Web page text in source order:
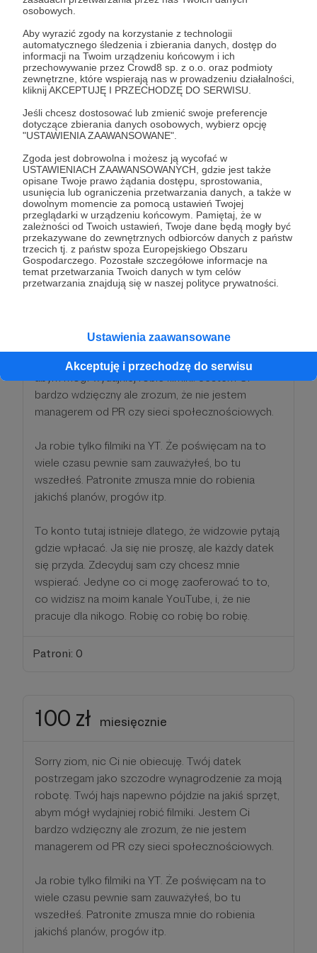
osobowych.
Aby wyrazić zgody na korzystanie z technologii
automatycznego śledzenia i zbierania danych, dostęp do
informacji na Twoim urządzeniu końcowym i ich
przechowywanie przez Crowd8 sp. z o.o. oraz podmioty
zewnętrzne, które wspierają nas w prowadzeniu działalności,
kliknij AKCEPTUJĘ I PRZECHODZĘ DO SERWISU.
Jeśli chcesz dostosować lub zmienić swoje preferencje
dotyczące zbierania danych osobowych, wybierz opcję
"USTAWIENIA ZAAWANSOWANE".
Zgoda jest dobrowolna i możesz ją wycofać w
USTAWIENIACH ZAAWANSOWANYCH, gdzie jest także
opisane Twoje prawo żądania dostępu, sprostowania,
usunięcia lub ograniczenia przetwarzania danych, a także w
dowolnym momencie za pomocą ustawień Twojej
przeglądarki w urządzeniu końcowym. Pamiętaj, że w
zależności od Twoich ustawień, Twoje dane będą mogły być
przekazywane do zewnętrznych odbiorców danych z państw
trzecich tj. z państw spoza Europejskiego Obszaru
Gospodarczego. Pozostałe szczegółowe informacje na
temat przetwarzania Twoich danych w tym celów
przetwarzania znajdują się w naszej polityce prywatności.
Ustawienia zaawansowane
Akceptuję i przechodzę do serwisu
Ja robie tylko filmiki na YT. Że poświęcam na to
wiele czasu pewnie sam zauważyłeś, bo tu
wszedłeś. Patronite zmusza mnie do robienia
jakichś planów, progów itp.
To konto tutaj istnieje dlatego, że widzowie pytają
gdzie wpłacać. Ja się nie proszę, ale każdy datek
się przyda. Zdecyduj sam czy chcesz mnie
co widzisz na moim kanale YouTube, i, że nie
pracuje dla nikogo. Robię co robię bo robię.
Patroni: 3
75 zł miesięcznie
postrzegam jako szczodre wynagrodzenie za moją
robotę. Twój hajs napewno pójdzie na jakiś sprzęt,
bardzo wdzięczny ale zrozum, że nie jestem
managerem od PR czy sieci społecznościowych.
Ja robie tylko filmiki na YT. Że poświęcam na to
wiele czasu pewnie sam zauważyłeś, bo tu
wszedłeś. Patronite zmusza mnie do robienia
jakichś planów, progów itp.
To konto tutaj istnieje dlatego, że widzowie pytają
gdzie wpłacać. Ja się nie proszę, ale każdy datek
się przyda. Zdecyduj sam czy chcesz mnie
wspierać. Jedyne co ci mogę zaoferować to to,
co widzisz na moim kanale YouTube, i, że nie
pracuje dla nikogo. Robię co robię bo robię.
Patroni: 0
100 zł miesięcznie
Sorry ziom, nic Ci nie obiecuję. Twój datek
postrzegam jako szczodre wynagrodzenie za moją
robotę. Twój hajs napewno pójdzie na jakiś sprzęt,
abym mógł wydajniej robić filmiki. Jestem Ci
bardzo wdzięczny ale zrozum, że nie jestem
managerem od PR czy sieci społecznościowych.
Ja robie tylko filmiki na YT. Że poświęcam na to
wiele czasu pewnie sam zauważyłeś, bo tu
wszedłeś. Patronite zmusza mnie do robienia
jakichś planów, progów itp.